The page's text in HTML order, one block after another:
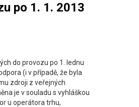
po 1. 1. 2013
do provozu po 1. lednu
(i v případě, že byla
zdroji z veřejných
je v souladu s vyhláškou
u operátora trhu,